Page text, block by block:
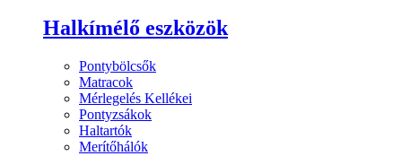
Halkímélő eszközök
Pontybölcsők
Matracok
Mérlegelés Kellékei
Pontyzsákok
Haltartók
Merítőhálók